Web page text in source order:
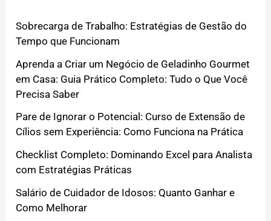
Sobrecarga de Trabalho: Estratégias de Gestão do
Tempo que Funcionam
Aprenda a Criar um Negócio de Geladinho Gourmet
em Casa: Guia Prático Completo: Tudo o Que Você
Precisa Saber
Pare de Ignorar o Potencial: Curso de Extensão de
Cílios sem Experiência: Como Funciona na Prática
Checklist Completo: Dominando Excel para Analista
com Estratégias Práticas
Salário de Cuidador de Idosos: Quanto Ganhar e
Como Melhorar